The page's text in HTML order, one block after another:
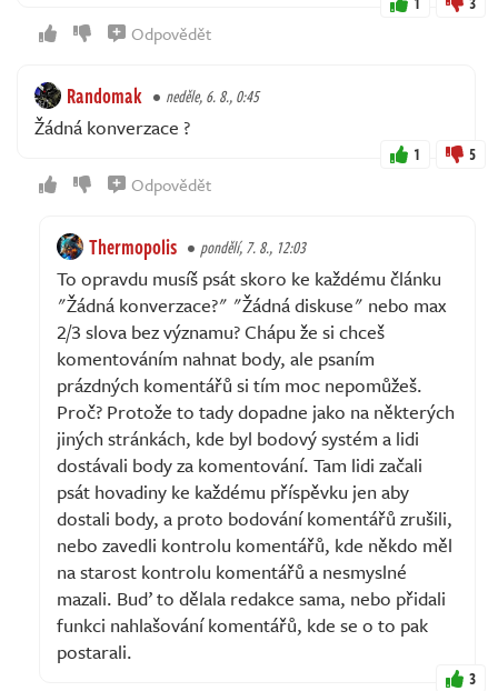
Odpovědět
Randomak neděle, 6. 8., 0:45
Žádná konverzace ?
1 5
Odpovědět
Thermopolis pondělí, 7. 8., 12:03
To opravdu musíš psát skoro ke každému článku
"Žádná konverzace?" "Žádná diskuse" nebo max
2/3 slova bez významu? Chápu že si chceš
komentováním nahnat body, ale psaním
prázdných komentářů si tím moc nepomůžeš.
Proč? Protože to tady dopadne jako na některých
jiných stránkách, kde byl bodový systém a lidi
dostávali body za komentování. Tam lidi začali
psát hovadiny ke každému příspěvku jen aby
dostali body, a proto bodování komentářů zrušili,
nebo zavedli kontrolu komentářů, kde někdo měl
na starost kontrolu komentářů a nesmyslné
mazali. Buď to dělala redakce sama, nebo přidali
funkci nahlašování komentářů, kde se o to pak
postarali.
3